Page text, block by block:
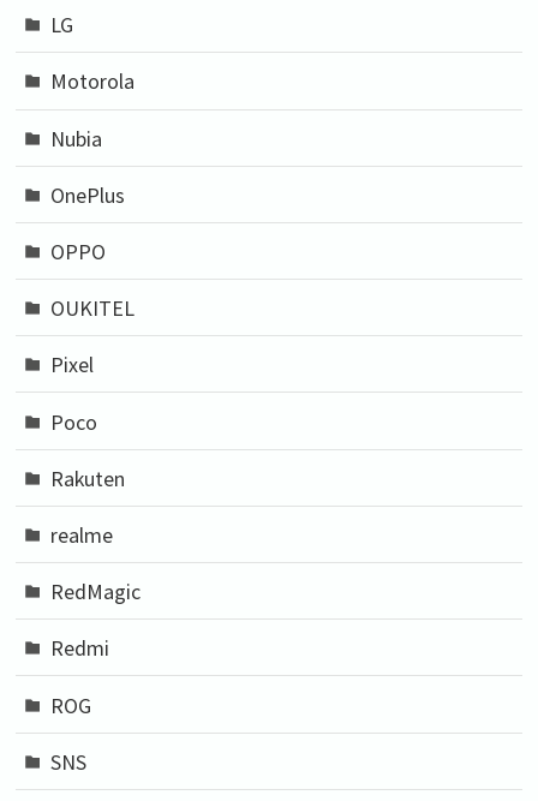
LG
Motorola
Nubia
OnePlus
OPPO
OUKITEL
Pixel
Poco
Rakuten
realme
RedMagic
Redmi
ROG
SNS